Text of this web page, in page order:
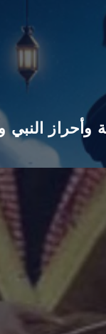
وأحراز النبي